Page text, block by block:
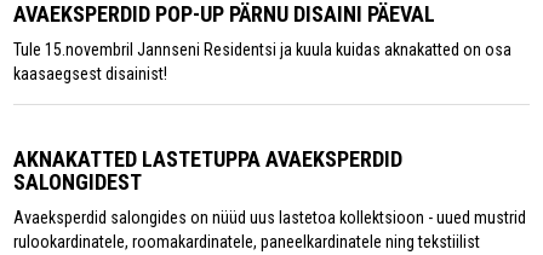
AVAEKSPERDID POP-UP PÄRNU DISAINI PÄEVAL
Tule 15.novembril Jannseni Residentsi ja kuula kuidas aknakatted on osa
kaasaegsest disainist!
AKNAKATTED LASTETUPPA AVAEKSPERDID
SALONGIDEST
Avaeksperdid salongides on nüüd uus lastetoa kollektsioon - uued mustrid
rulookardinatele, roomakardinatele, paneelkardinatele ning tekstiilist